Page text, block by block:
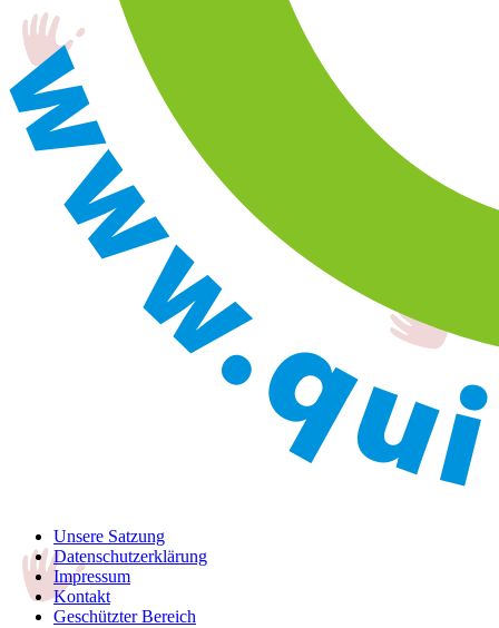
Unsere Satzung
Datenschutzerklärung
Impressum
Kontakt
Geschützter Bereich